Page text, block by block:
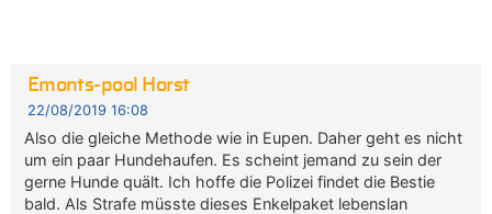
Emonts-pool Horst
22/08/2019 16:08
Also die gleiche Methode wie in Eupen. Daher geht es nicht
um ein paar Hundehaufen. Es scheint jemand zu sein der
gerne Hunde quält. Ich hoffe die Polizei findet die Bestie
bald. Als Strafe müsste dieses Enkelpaket lebenslan